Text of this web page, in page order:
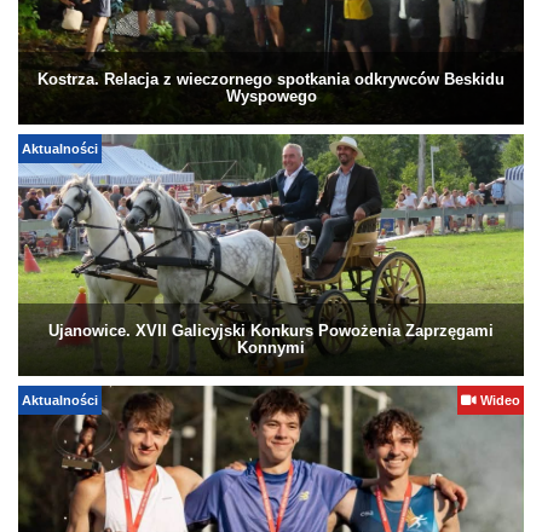
Kostrza. Relacja z wieczornego spotkania odkrywców Beskidu
Wyspowego
Aktualności
Ujanowice. XVII Galicyjski Konkurs Powożenia Zaprzęgami
Konnymi
Aktualności Wideo